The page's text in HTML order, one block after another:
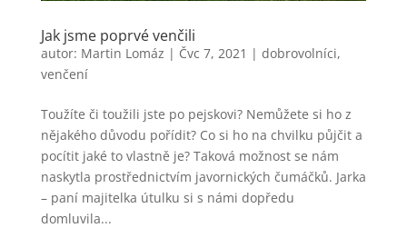
Jak jsme poprvé venčili
autor: Martin Lomáz | Čvc 7, 2021 | dobrovolníci,
venčení
Toužíte či toužili jste po pejskovi? Nemůžete si ho z
nějakého důvodu pořídit? Co si ho na chvilku půjčit a
pocítit jaké to vlastně je? Taková možnost se nám
naskytla prostřednictvím javornických čumáčků. Jarka
– paní majitelka útulku si s námi dopředu
domluvila...